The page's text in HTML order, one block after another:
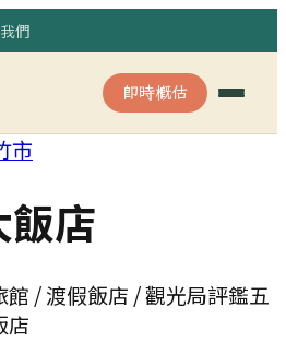
們
即時概估
市
店
/ 渡假飯店 / 觀光局評鑑五
店